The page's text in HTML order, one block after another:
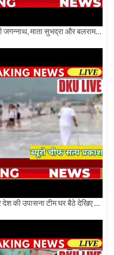
विश्व प्रसिद्ध धाम पुरी की भगवान श्री जगन्नाथ, माता सुभद्रा और बलराम जी की भव्य शोभा यात्रा देखिए
देवभूमि उत्तराखंड की पावन यात्रा पर देश की उपासना टीम घर बैठे देखिए अलौकिक दृश्य